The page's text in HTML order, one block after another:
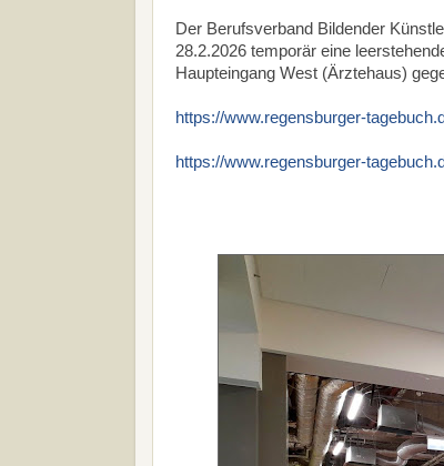
Der Berufsverband Bildender
28.2.2026 temporär eine
Haupteingang West (Ärztehaus)
https://www.regensburger-
https://www.regensburger-